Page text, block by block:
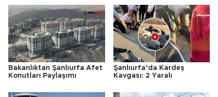
Bakanlıktan Şanlıurfa Afet
Konutları Paylaşımı
Şanlıurfa’da Kardeş
Kavgası: 2 Yaralı